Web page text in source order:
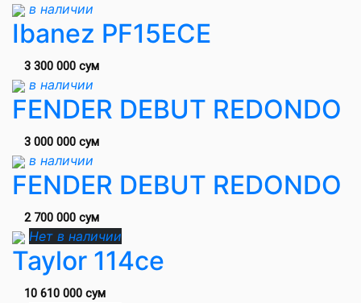
в наличии
Ibanez PF15ECE
3 300 000 сум
в наличии
FENDER DEBUT REDONDO
3 000 000 сум
в наличии
FENDER DEBUT REDONDO
2 700 000 сум
Нет в наличии
Taylor 114ce
10 610 000 сум